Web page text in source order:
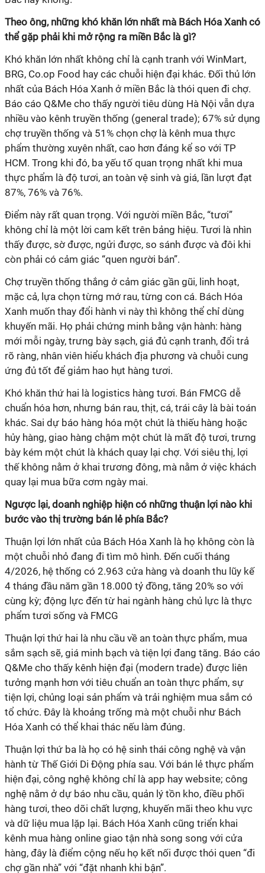
Theo ông, những khó khăn lớn nhất mà Bách Hóa Xanh có
BRG, Co.op Food hay các chuỗi hiện đại khác. Đối thủ lớn
nhất của Bách Hóa Xanh ở miền Bắc là thói quen đi chợ.
Báo cáo Q&Me cho thấy người tiêu dùng Hà Nội vẫn dựa
nhiều vào kênh truyền thống (general trade); 67% sử dụng
chợ truyền thống và 51% chọn chợ là kênh mua thực
phẩm thường xuyên nhất, cao hơn đáng kể so với TP
HCM. Trong khi đó, ba yếu tố quan trọng nhất khi mua
thực phẩm là độ tươi, an toàn vệ sinh và giá, lần lượt đạt
không chỉ là một lời cam kết trên bảng hiệu. Tươi là nhìn
thấy được, sờ được, ngửi được, so sánh được và đôi khi
còn phải có cảm giác “quen người bán”.
Chợ truyền thống thắng ở cảm giác gần gũi, linh hoạt,
mặc cả, lựa chọn từng mớ rau, từng con cá. Bách Hóa
Xanh muốn thay đổi hành vi này thì không thể chỉ dùng
khuyến mãi. Họ phải chứng minh bằng vận hành: hàng
mới mỗi ngày, trưng bày sạch, giá đủ cạnh tranh, đổi trả
rõ ràng, nhân viên hiểu khách địa phương và chuỗi cung
chuẩn hóa hơn, nhưng bán rau, thịt, cá, trái cây là bài toán
khác. Sai dự báo hàng hóa một chút là thiếu hàng hoặc
hủy hàng, giao hàng chậm một chút là mất độ tươi, trưng
bày kém một chút là khách quay lại chợ. Với siêu thị, lợi
thế không nằm ở khai trương đông, mà nằm ở việc khách
một chuỗi nhỏ đang đi tìm mô hình. Đến cuối tháng
4/2026, hệ thống có 2.963 cửa hàng và doanh thu lũy kế
4 tháng đầu năm gần 18.000 tỷ đồng, tăng 20% so với
cùng kỳ; động lực đến từ hai ngành hàng chủ lực là thực
sắm sạch sẽ, giá minh bạch và tiện lợi đang tăng. Báo cáo
Q&Me cho thấy kênh hiện đại (modern trade) được liên
tưởng mạnh hơn với tiêu chuẩn an toàn thực phẩm, sự
tiện lợi, chủng loại sản phẩm và trải nghiệm mua sắm có
tổ chức. Đây là khoảng trống mà một chuỗi như Bách
hành từ Thế Giới Di Động phía sau. Với bán lẻ thực phẩm
hiện đại, công nghệ không chỉ là app hay website; công
nghệ nằm ở dự báo nhu cầu, quản lý tồn kho, điều phối
hàng tươi, theo dõi chất lượng, khuyến mãi theo khu vực
và dữ liệu mua lặp lại. Bách Hóa Xanh cũng triển khai
kênh mua hàng online giao tận nhà song song với cửa
hàng, đây là điểm cộng nếu họ kết nối được thói quen “đi